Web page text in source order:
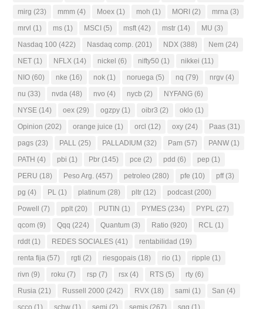
mirg (23) mmm (4) Moex (1) moh (1) MORI (2) mrna (3)
mrvl (1) ms (1) MSCI (5) msft (42) mstr (14) MU (3)
Nasdaq 100 (422) Nasdaq comp. (201) NDX (388) Nem (24)
NET (1) NFLX (14) nickel (6) nifty50 (1) nikkei (11)
NIO (60) nke (16) nok (1) noruega (5) nq (79) nrgv (4)
nu (33) nvda (48) nvo (4) nycb (2) NYFANG (6)
NYSE (14) oex (29) ogzpy (1) oibr3 (2) oklo (1)
Opinion (202) orange juice (1) orcl (12) oxy (24) Paas (31)
pags (23) PALL (25) PALLADIUM (32) Pam (57) PANW (1)
PATH (4) pbi (1) Pbr (145) pce (2) pdd (6) pep (1)
PERU (18) Peso Arg. (457) petroleo (280) pfe (10) pff(3)
pg (4) PL (1) platinum (28) pltr (12) podcast (200)
Powell (7) pplt (20) PUTIN (1) PYMES (234) PYPL (27)
qcom (9) Qqq (224) Quantum (3) Ratio (920) RCL (1)
rddt (1) REDES SOCIALES (41) rentabilidad (19)
renta fija (57) rgti (2) riesgopais (18) rio (1) ripple (1)
rivn (9) roku (7) rsp (7) rsx (4) RTS (5) rty (6)
Rusia (21) Russell 2000 (242) RVX (18) sami (1) San (4)
scco (1) schw (1) semi (2) semis (267) sgg (1)